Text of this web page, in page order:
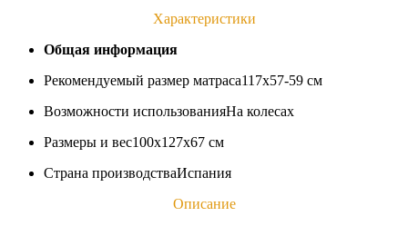
Характеристики
Общая информация
Рекомендуемый размер матраса117x57-59 см
Возможности использованияНа колесах
Размеры и вес100x127x67 см
Страна производстваИспания
Описание